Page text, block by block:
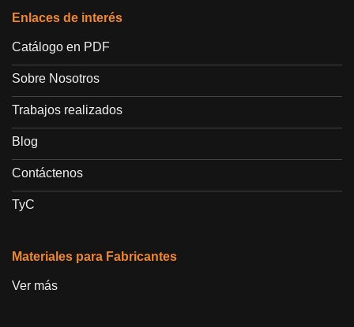
Enlaces de interés
Catálogo en PDF
Sobre Nosotros
Trabajos realizados
Blog
Contáctenos
TyC
Materiales para Fabricantes
Ver más